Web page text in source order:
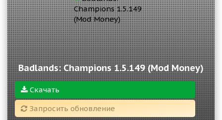
Badlands: Champions 1.5.149 (Mod Money)
Скачать
Запросить обновление